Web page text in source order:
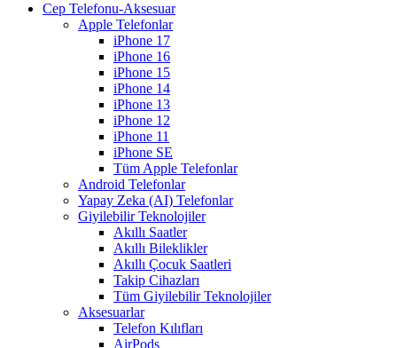
Cep Telefonu-Aksesuar
Apple Telefonlar
iPhone 17
iPhone 16
iPhone 15
iPhone 14
iPhone 13
iPhone 12
iPhone 11
iPhone SE
Tüm Apple Telefonlar
Android Telefonlar
Yapay Zeka (AI) Telefonlar
Giyilebilir Teknolojiler
Akıllı Saatler
Akıllı Bileklikler
Akıllı Çocuk Saatleri
Takip Cihazları
Tüm Giyilebilir Teknolojiler
Aksesuarlar
Telefon Kılıfları
AirPods